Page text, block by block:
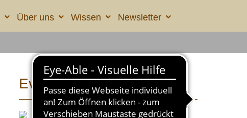
Über uns Wissen Newsletter
Eventhinweis